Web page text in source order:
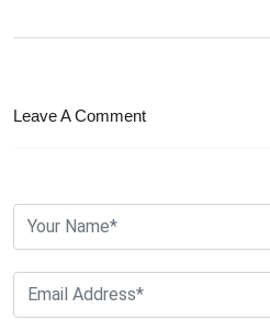
Leave A Comment